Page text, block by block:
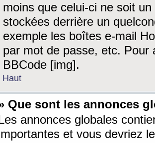
moins que celui-ci ne soit
stockées derrière un
exemple les boîtes e-mail
par mot de passe, etc. Pour
BBCode [img].
Haut
Que sont les annonces
annonces globales
et vous devriez